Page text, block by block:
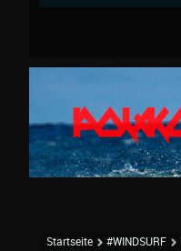
Startseite #WINDSURF